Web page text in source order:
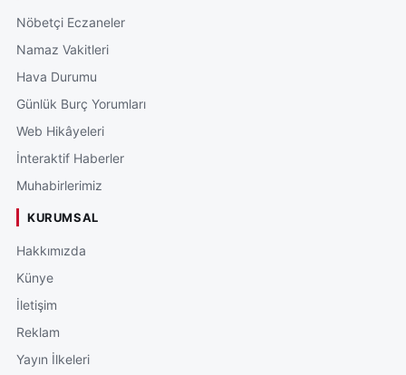
Nöbetçi Eczaneler
Namaz Vakitleri
Hava Durumu
Günlük Burç Yorumları
Web Hikâyeleri
İnteraktif Haberler
Muhabirlerimiz
KURUMSAL
Hakkımızda
Künye
İletişim
Reklam
Yayın İlkeleri